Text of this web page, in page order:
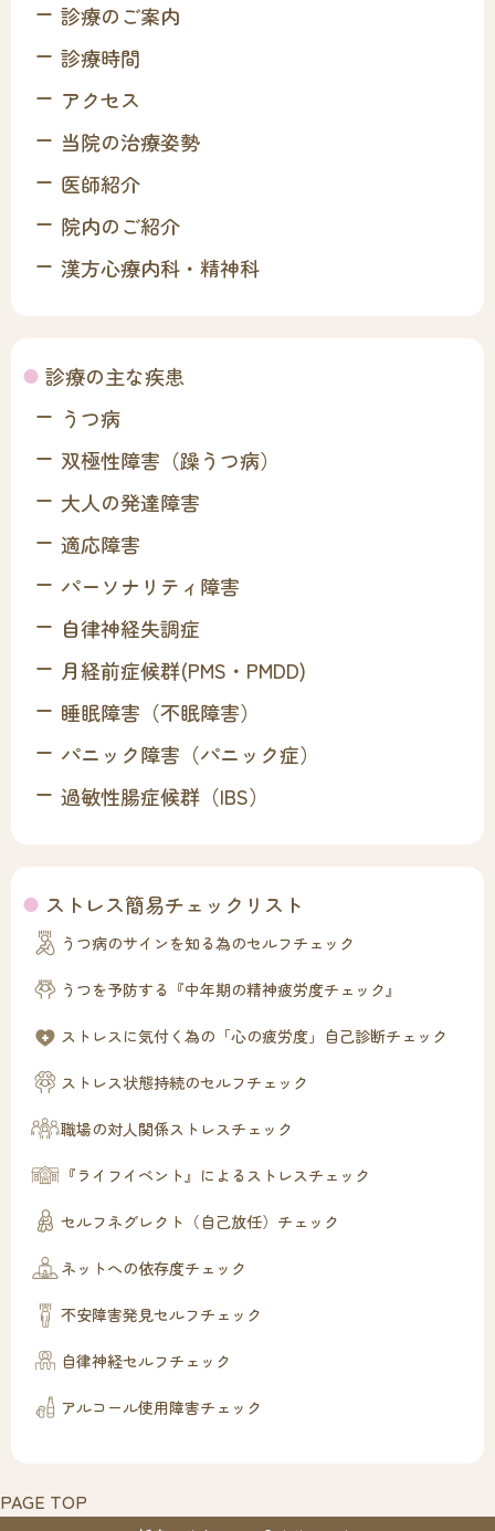
診療のご案内
診療時間
アクセス
当院の治療姿勢
医師紹介
院内のご紹介
漢方心療内科・精神科
診療の主な疾患
うつ病
双極性障害（躁うつ病）
大人の発達障害
適応障害
パーソナリティ障害
自律神経失調症
月経前症候群(PMS・PMDD)
睡眠障害（不眠障害）
パニック障害（パニック症）
過敏性腸症候群（IBS）
ストレス簡易チェックリスト
うつ病のサインを知る為のセルフチェック
うつを予防する『中年期の精神疲労度チェック』
ストレスに気付く為の「心の疲労度」自己診断チェック
ストレス状態持続のセルフチェック
職場の対人関係ストレスチェック
『ライフイベント』によるストレスチェック
セルフネグレクト（自己放任）チェック
ネットへの依存度チェック
不安障害発見セルフチェック
自律神経セルフチェック
アルコール使用障害チェック
PAGE TOP